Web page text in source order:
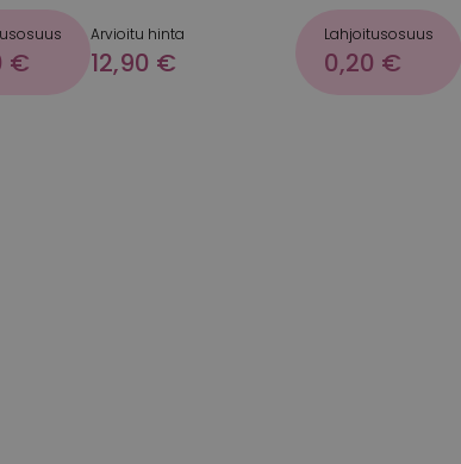
€
Arvioitu hinta
12,90 €
Lahjoitusosuus
0,20 €